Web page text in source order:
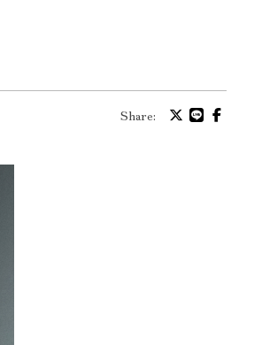
Share: